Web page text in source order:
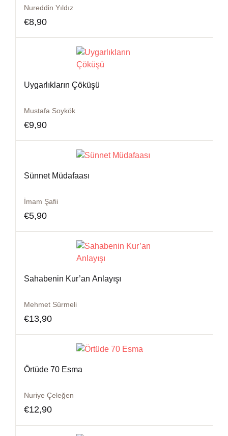
Nureddin Yıldız
€8,90
Uygarlıkların Çöküşü
Mustafa Soykök
€9,90
Sünnet Müdafaası
İmam Şafii
€5,90
Sahabenin Kur’an Anlayışı
Mehmet Sürmeli
€13,90
Örtüde 70 Esma
Nuriye Çeleğen
€12,90